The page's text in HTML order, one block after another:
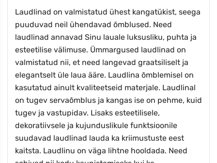
Laudlinad on valmistatud ühest kangatükist, seega
puuduvad neil ühendavad õmblused. Need
laudlinad annavad Sinu lauale luksusliku, puhta ja
esteetilise välimuse. Ümmargused laudlinad on
valmistatud nii, et need langevad graatsiliselt ja
elegantselt üle laua ääre. Laudlina õmblemisel on
kasutatud ainult kvaliteetseid materjale. Laudlinal
on tugev servaõmblus ja kangas ise on pehme, kuid
tugev ja vastupidav. Lisaks esteetilisele,
dekoratiivsele ja kujunduslikule funktsioonile
suudavad laudlinad lauda ka kriimustuste eest
kaitsta. Laudlinu on väga lihtne hooldada. Need